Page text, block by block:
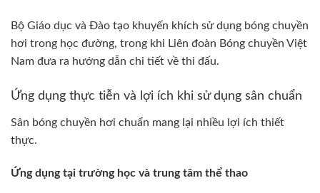
Bộ Giáo dục và Đào tạo khuyến khích sử dụng bóng chuyền
hơi trong học đường, trong khi Liên đoàn Bóng chuyền Việt
Nam đưa ra hướng dẫn chi tiết về thi đấu.
Ứng dụng thực tiễn và lợi ích khi sử dụng sân chuẩn
Sân bóng chuyền hơi chuẩn mang lại nhiều lợi ích thiết
thực.
Ứng dụng tại trường học và trung tâm thể thao